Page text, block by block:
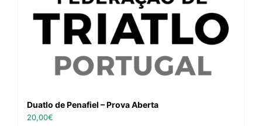
Duatlo de Penafiel – Prova Aberta
20,00€